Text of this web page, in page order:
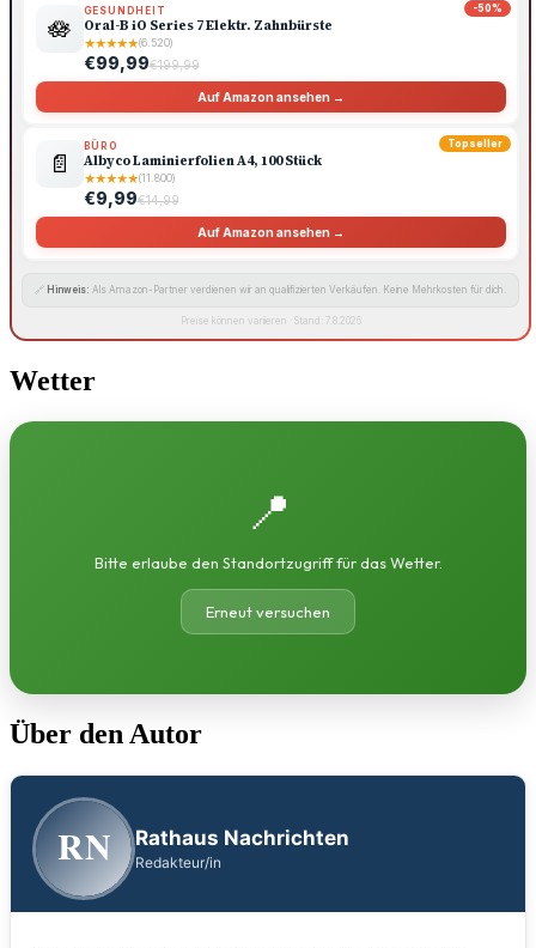
-50%
🪷
GESUNDHEIT
Oral-B iO Series 7 Elektr. Zahnbürste
★★★★★(6.520)
€99,99€199,99
Auf Amazon ansehen →
Topseller
📄
BÜRO
Albyco Laminierfolien A4, 100 Stück
★★★★★(11.800)
€9,99€14,99
Auf Amazon ansehen →
🔗 Hinweis: Als Amazon-Partner verdienen wir an qualifizierten Verkäufen. Keine Mehrkosten für dich.
Preise können variieren · Stand: 7.8.2026
Wetter
📍
Bitte erlaube den Standortzugriff für das Wetter.
Erneut versuchen
Über den Autor
RN Rathaus Nachrichten
Redakteur/in